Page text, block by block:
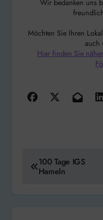
Wir bedanken uns
Möchten Sie Ihren
auch
Hier finden Sie
100 Tage IGS
Hameln